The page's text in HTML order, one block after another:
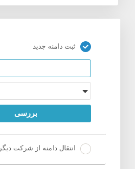
ثبت دامنه جدید
بررسی
انتقال دامنه از شرکت دیگر